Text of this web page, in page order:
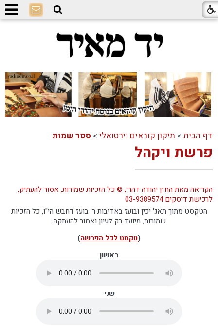
דף הבית > תיקון קוראים וירטואלי > ספר שמות
פרשת ויקהל
הקריאה מאת החזן יהודה דהרי, © כל הזכיות שמורות, אסור להעתיק,
לרכישת דיסקים 03-9389574
הטקסט מתוך תאג' יכין ובועז באדיבות ר' בועז דחבש הי"ו, כל הזכיות
שמורות, מיועד רק לעיון ואסור להעתקה.
(טקסט לכל הפרשה)
ראשון
שני